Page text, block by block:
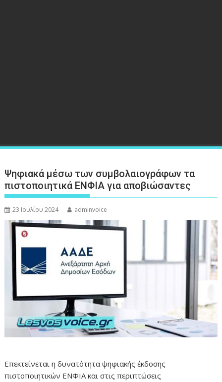
Ψηφιακά μέσω των συμβολαιογράφων τα
πιστοποιητικά ΕΝΦΙΑ για αποβιώσαντες
23 Ιουλίου 2024 adminvoice
Επεκτείνεται η δυνατότητα ψηφιακής έκδοσης
πιστοποιητικών ΕΝΦΙΑ και στις περιπτώσεις